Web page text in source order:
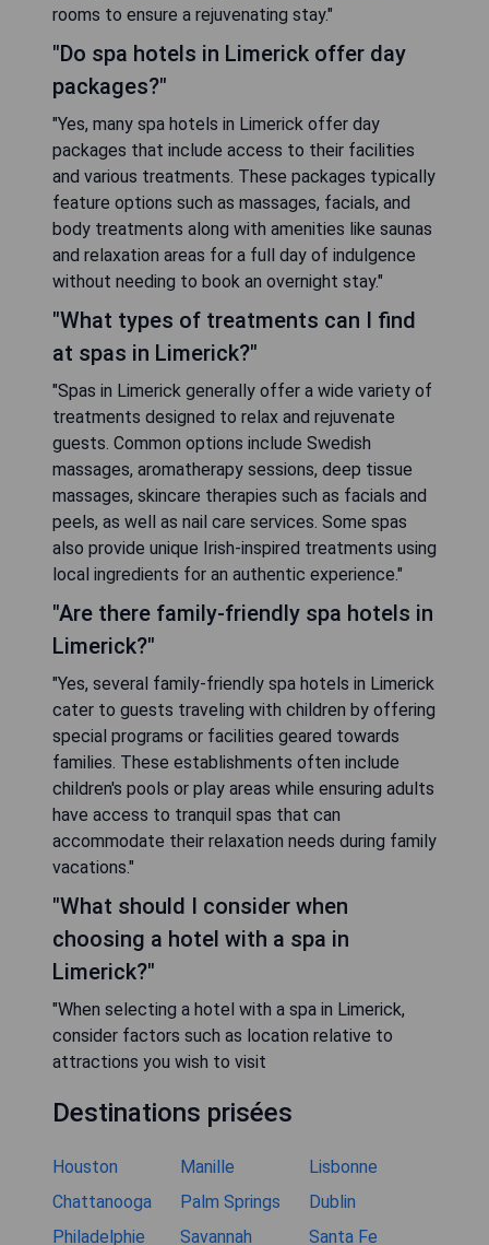
rooms to ensure a rejuvenating stay."
"Do spa hotels in Limerick offer day
packages?"
"Yes, many spa hotels in Limerick offer day
packages that include access to their facilities
and various treatments. These packages typically
feature options such as massages, facials, and
body treatments along with amenities like saunas
and relaxation areas for a full day of indulgence
without needing to book an overnight stay."
"What types of treatments can I find
at spas in Limerick?"
"Spas in Limerick generally offer a wide variety of
treatments designed to relax and rejuvenate
guests. Common options include Swedish
massages, aromatherapy sessions, deep tissue
massages, skincare therapies such as facials and
peels, as well as nail care services. Some spas
also provide unique Irish-inspired treatments using
local ingredients for an authentic experience."
"Are there family-friendly spa hotels in
Limerick?"
"Yes, several family-friendly spa hotels in Limerick
cater to guests traveling with children by offering
special programs or facilities geared towards
families. These establishments often include
children's pools or play areas while ensuring adults
have access to tranquil spas that can
accommodate their relaxation needs during family
vacations."
"What should I consider when
choosing a hotel with a spa in
Limerick?"
"When selecting a hotel with a spa in Limerick,
consider factors such as location relative to
attractions you wish to visit
Destinations prisées
Houston Manille
Lisbonne
Chattanooga
Palm Springs
Dublin
Philadelphie
Savannah Santa Fe